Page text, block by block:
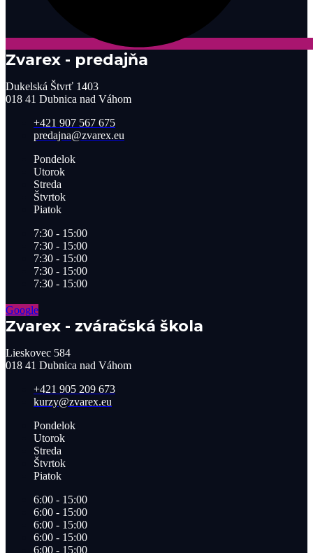
Zvarex - predajňa
Dukelská Štvrť 1403
018 41 Dubnica nad Váhom
+421 907 567 675
predajna@zvarex.eu
Pondelok
Utorok
Streda
Štvrtok
Piatok
7:30 - 15:00
7:30 - 15:00
7:30 - 15:00
7:30 - 15:00
7:30 - 15:00
Google
Zvarex - zváračská škola
Lieskovec 584
018 41 Dubnica nad Váhom​
+421 905 209 673​
kurzy@zvarex.eu
Pondelok
Utorok
Streda
Štvrtok
Piatok
6:00 - 15:00
6:00 - 15:00
6:00 - 15:00
6:00 - 15:00
6:00 - 15:00